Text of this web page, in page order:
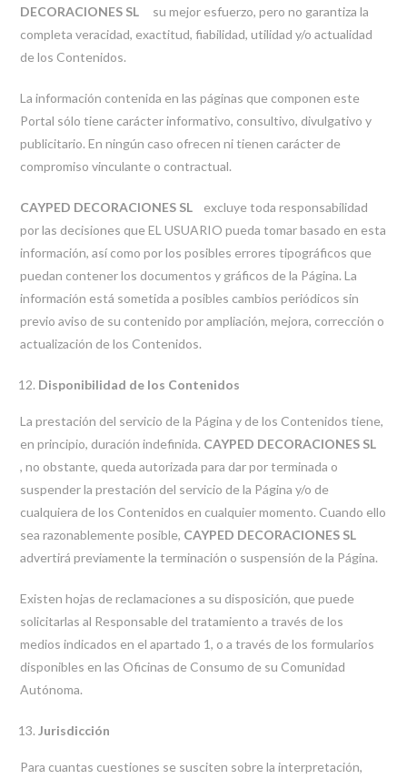
DECORACIONES SL su mejor esfuerzo, pero no garantiza la
completa veracidad, exactitud, fiabilidad, utilidad y/o actualidad
de los Contenidos.
La información contenida en las páginas que componen este
Portal sólo tiene carácter informativo, consultivo, divulgativo y
publicitario. En ningún caso ofrecen ni tienen carácter de
compromiso vinculante o contractual.
CAYPED DECORACIONES SL excluye toda responsabilidad
por las decisiones que EL USUARIO pueda tomar basado en esta
información, así como por los posibles errores tipográficos que
puedan contener los documentos y gráficos de la Página. La
información está sometida a posibles cambios periódicos sin
previo aviso de su contenido por ampliación, mejora, corrección o
actualización de los Contenidos.
Disponibilidad de los Contenidos
La prestación del servicio de la Página y de los Contenidos tiene,
en principio, duración indefinida. CAYPED DECORACIONES SL
, no obstante, queda autorizada para dar por terminada o
suspender la prestación del servicio de la Página y/o de
cualquiera de los Contenidos en cualquier momento. Cuando ello
sea razonablemente posible, CAYPED DECORACIONES SL
advertirá previamente la terminación o suspensión de la Página.
Existen hojas de reclamaciones a su disposición, que puede
solicitarlas al Responsable del tratamiento a través de los
medios indicados en el apartado 1, o a través de los formularios
disponibles en las Oficinas de Consumo de su Comunidad
Autónoma.
Jurisdicción
Para cuantas cuestiones se susciten sobre la interpretación,